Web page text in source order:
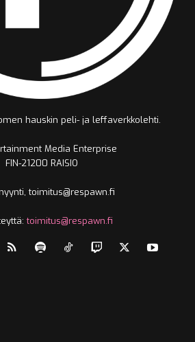
hauskin peli- ja leffaverkkolehti.
Media Enterprise
FIN-21200 RAISIO
toimitus@respawn.fi
toimitus@respawn.fi